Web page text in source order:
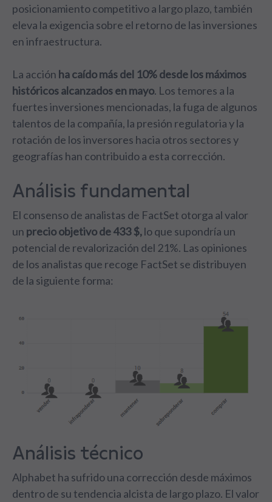
posicionamiento competitivo a largo plazo, también
eleva la exigencia sobre el retorno de las inversiones
en infraestructura.
La acción ha caído más del 10% desde los máximos
históricosalcanzados en mayo. Los temores a la
fuertes inversiones mencionadas, la fuga de algunos
talentos de la compañía, la presión regulatoria y la
rotación de los inversores hacia otros sectores y
geografías han contribuido a esta corrección.
Análisis fundamental
El consenso de analistas de FactSet otorga al valor
un precio objetivo de 433 $,lo que supondría un
potencial de revalorización del 21%. Las opiniones
de los analistas que recoge FactSet se distribuyen
de la siguiente forma:
Análisis técnico
Alphabet ha sufrido una corrección desde máximos
dentro de su tendencia alcista de largo plazo. El valor